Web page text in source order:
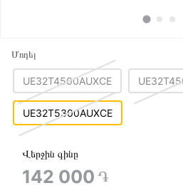
Մոդել
UE32T4500AUXCE
UE32T5300AUXCE
Վերջին գինը
142 000 ֏